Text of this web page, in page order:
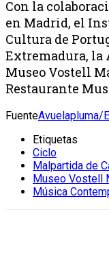
Con la
en Madrid, el
Cultura de
Extremadura, la
Museo Vostell
Restaurante
FuenteAvuelapluma/
Etiquetas
Ciclo
Malpartida de
Museo Vostell
Música